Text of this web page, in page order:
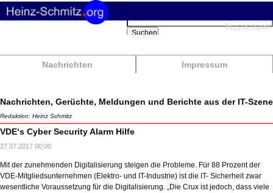
Nachrichten Impressum
Suchbegriffe
Suchen
Nachrichten, Gerüchte, Meldungen und Berichte aus der IT-Szene
Redaktion: Heinz Schmitz
VDE‘s Cyber Security Alarm Hilfe
27.07.2017 00:00
Mit der zunehmenden Digitalisierung steigen die Probleme. Für 88 Prozent der
VDE-Mitgliedsunternehmen (Elektro- und IT-Industrie) ist die IT- Sicherheit zwar
wesentliche Voraussetzung für die Digitalisierung. „Die Crux ist jedoch, dass viele